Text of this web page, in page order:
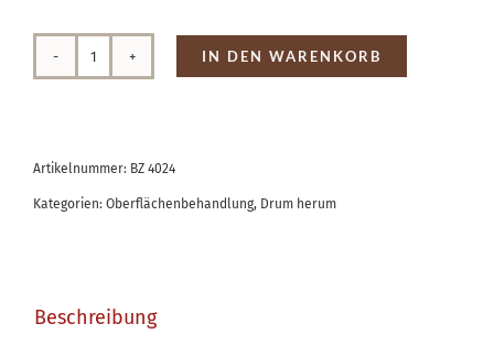
Jaxon
IN DEN WARENKORB
Artikelnummer: BZ 4024
Kategorien: Oberflächenbehandlung, Drum herum
Beschreibung